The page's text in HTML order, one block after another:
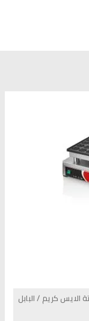
كريم / البابل